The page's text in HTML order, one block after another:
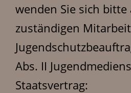
wenden Sie sich
zuständigen
Abs. II
Staatsvertrag: